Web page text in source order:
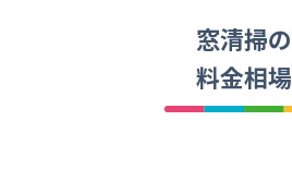
窓清掃の
料金相場